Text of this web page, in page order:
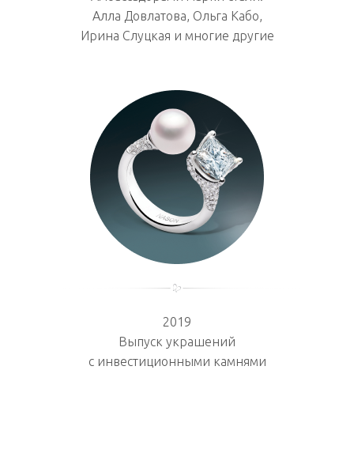
Алла Довлатова, Ольга Кабо,
Ирина Слуцкая и многие другие
2019
Выпуск украшений
с инвестиционными камнями